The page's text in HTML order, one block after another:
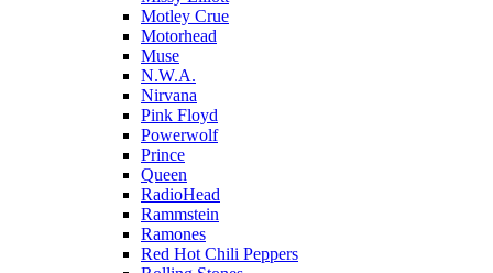
Motley Crue
Motorhead
Muse
N.W.A.
Nirvana
Pink Floyd
Powerwolf
Prince
Queen
RadioHead
Rammstein
Ramones
Red Hot Chili Peppers